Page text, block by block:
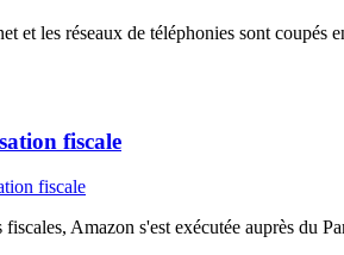
et les réseaux de téléphonies sont coupés
fiscale
Amazon s'est exécutée auprès du